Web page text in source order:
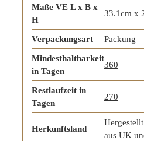
Maße VE L x B x
H
33.1cm x
Verpackungsart Packung
Mindesthaltbarkeit
in Tagen
360
Restlaufzeit in
Tagen
270
Herkunftsland
aus UK